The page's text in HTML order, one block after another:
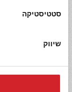
סטטיסטיקה
שיווק